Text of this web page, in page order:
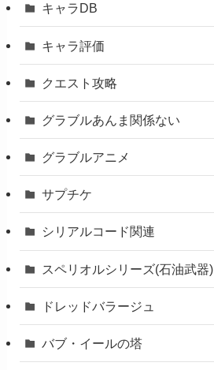
キャラDB
キャラ評価
クエスト攻略
グラブルあんま関係ない
グラブルアニメ
サプチケ
シリアルコード関連
スペリオルシリーズ(石油武器)
ドレッドバラージュ
バブ・イールの塔